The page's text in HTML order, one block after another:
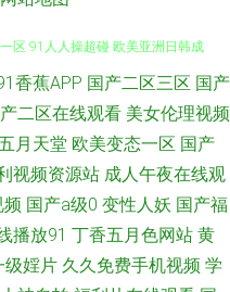
探花 免费看片91 91黄色大片 极
区 91人人操超碰 欧美亚洲日韩成
链接 青青草原电影院 91网址在线
香蕉APP 国产二区三区 国产
二区在线观看 美女伦理视频
月天堂 欧美变态一区 国产
视频资源站 成人午夜在线观
频 国产a级0 变性人妖 国产福
播放91 丁香五月色网站 黄
级婬片 久久免费手机视频 学